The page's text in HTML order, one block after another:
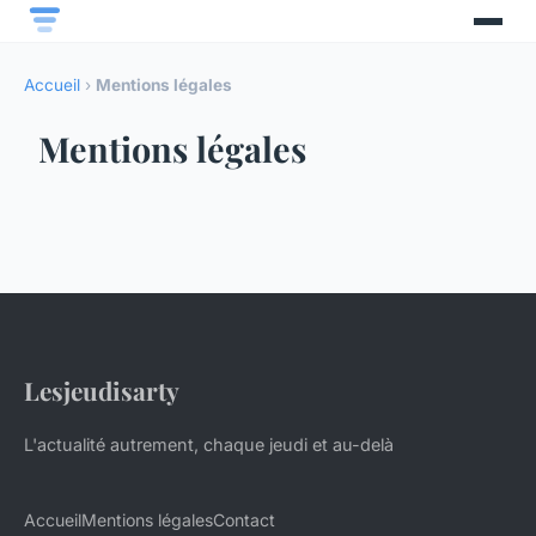
Accueil › Mentions légales
Mentions légales
Lesjeudisarty
L'actualité autrement, chaque jeudi et au-delà
AccueilMentions légalesContact